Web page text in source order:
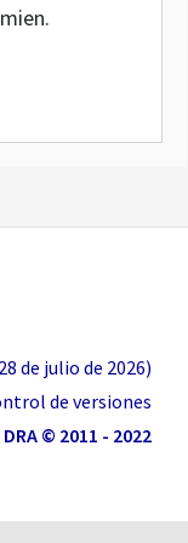
y
será
la
labor
de julio de 2026)
de versiones
© 2011 - 2022